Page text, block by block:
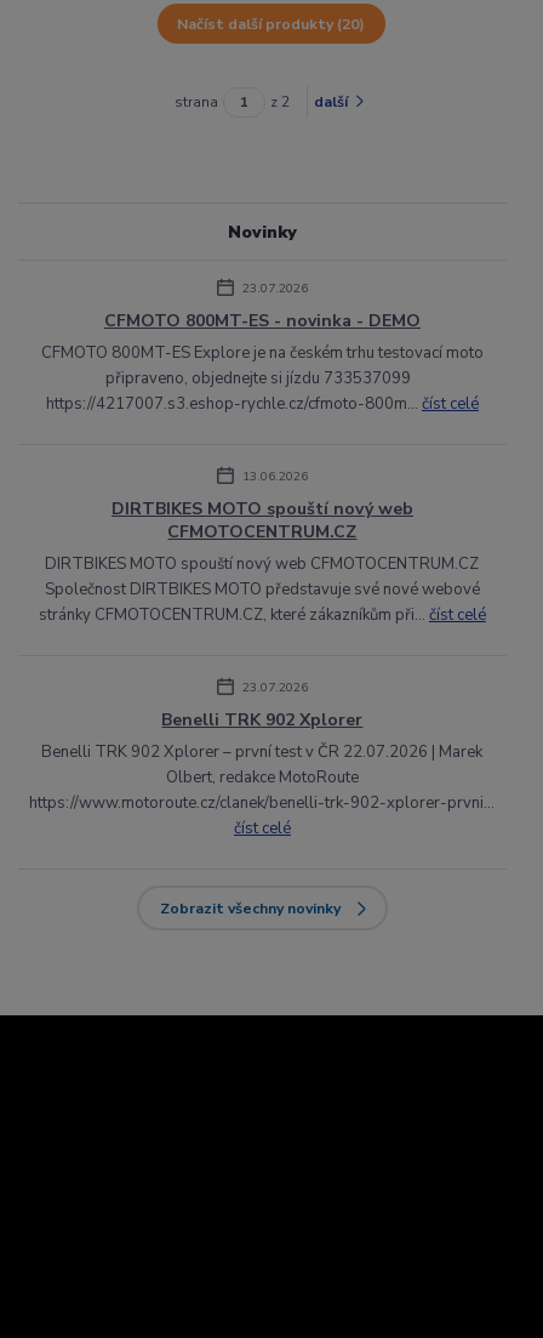
Načíst další produkty (20)
strana z 2 další
Novinky
23.07.2026
CFMOTO 800MT-ES - novinka - DEMO
CFMOTO 800MT-ES Explore je na českém trhu testovací moto
připraveno, objednejte si jízdu 733537099
https://4217007.s3.eshop-rychle.cz/cfmoto-800m... číst celé
13.06.2026
DIRTBIKES MOTO spouští nový web
CFMOTOCENTRUM.CZ
DIRTBIKES MOTO spouští nový web CFMOTOCENTRUM.CZ
Společnost DIRTBIKES MOTO představuje své nové webové
stránky CFMOTOCENTRUM.CZ, které zákazníkům při... číst celé
23.07.2026
Benelli TRK 902 Xplorer
Benelli TRK 902 Xplorer – první test v ČR 22.07.2026 | Marek
Olbert, redakce MotoRoute
https://www.motoroute.cz/clanek/benelli-trk-902-xplorer-prvni...
číst celé
Zobrazit všechny novinky